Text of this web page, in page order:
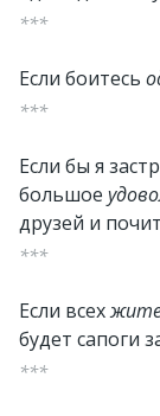
***
Если боитесь
***
Если бы я
большое
друзей и
***
Если всех
будет сапоги
***